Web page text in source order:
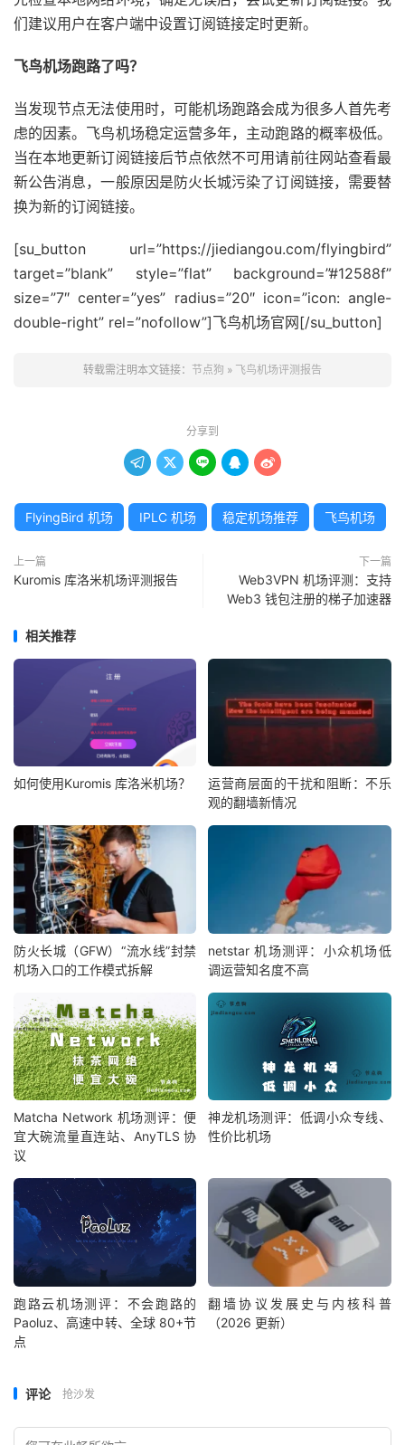
们建议用户在客户端中设置订阅链接定时更新。
飞鸟机场跑路了吗？
当发现节点无法使用时，可能机场跑路会成为很多人首先考
虑的因素。飞鸟机场稳定运营多年，主动跑路的概率极低。
当在本地更新订阅链接后节点依然不可用请前往网站查看最
新公告消息，一般原因是防火长城污染了订阅链接，需要替
换为新的订阅链接。
[su_button url=”https://jiediangou.com/flyingbird”
target=”blank” style=”flat” background=”#12588f”
size=”7″ center=”yes” radius=”20″ icon=”icon: angle-
double-right” rel=”nofollow”]飞鸟机场官网[/su_button]
转载需注明本文链接： 节点狗 » 飞鸟机场评测报告
分享到
    
FlyingBird 机场 IPLC 机场 稳定机场推荐 飞鸟机场
上一篇
Kuromis 库洛米机场评测报告
下一篇
Web3VPN 机场评测：支持
Web3 钱包注册的梯子加速器
相关推荐
如何使用Kuromis 库洛米机场？
运营商层面的干扰和阻断：不乐
观的翻墙新情况
防火长城（GFW）“流水线”封禁
机场入口的工作模式拆解
netstar 机场测评：小众机场低
调运营知名度不高
Matcha Network 机场测评：便
宜大碗流量直连站、AnyTLS 协
议
神龙机场测评：低调小众专线、
性价比机场
跑路云机场测评：不会跑路的
Paoluz、高速中转、全球 80+节
点
翻墙协议发展史与内核科普
（2026 更新）
评论 抢沙发